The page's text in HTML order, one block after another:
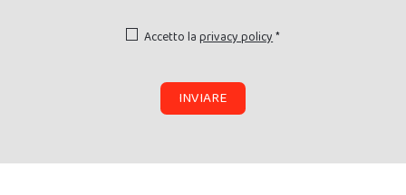
Accetto laprivacy policy*
INVIARE